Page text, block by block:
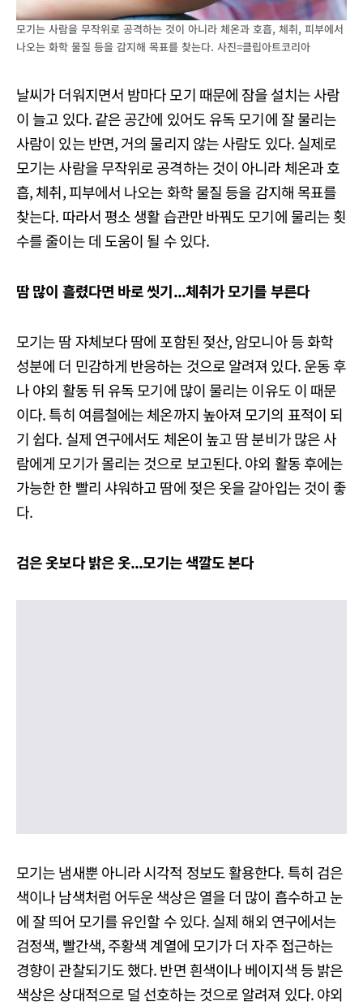
모기는 사람을 무작위로 공격하는 것이 아니라 체온과 호흡, 체취, 피부에서
나오는 화학 물질 등을 감지해 목표를 찾는다. 사진=클립아트코리아
날씨가 더워지면서 밤마다 모기 때문에 잠을 설치는 사람
이 늘고 있다. 같은 공간에 있어도 유독 모기에 잘 물리는
사람이 있는 반면, 거의 물리지 않는 사람도 있다. 실제로
모기는 사람을 무작위로 공격하는 것이 아니라 체온과 호
흡, 체취, 피부에서 나오는 화학 물질 등을 감지해 목표를
찾는다. 따라서 평소 생활 습관만 바꿔도 모기에 물리는 횟
수를 줄이는 데 도움이 될 수 있다.
땀많이 흘렸다면 바로씻기...체취가모기를부른다
모기는 땀 자체보다 땀에 포함된 젖산, 암모니아 등 화학
성분에 더 민감하게 반응하는 것으로 알려져 있다. 운동 후
나 야외 활동 뒤 유독 모기에 많이 물리는 이유도 이 때문
이다. 특히 여름철에는 체온까지 높아져 모기의 표적이 되
기 쉽다. 실제 연구에서도 체온이 높고 땀 분비가 많은 사
람에게 모기가 몰리는 것으로 보고된다. 야외 활동 후에는
가능한 한 빨리 샤워하고 땀에 젖은 옷을 갈아입는 것이 좋
다.
검은옷보다밝은옷...모기는색깔도본다
모기는 냄새뿐 아니라 시각적 정보도 활용한다. 특히 검은
색이나 남색처럼 어두운 색상은 열을 더 많이 흡수하고 눈
에 잘 띄어 모기를 유인할 수 있다. 실제 해외 연구에서는
검정색, 빨간색, 주황색 계열에 모기가 더 자주 접근하는
경향이 관찰되기도 했다. 반면 흰색이나 베이지색 등 밝은
색상은 상대적으로 덜 선호하는 것으로 알려져 있다. 야외